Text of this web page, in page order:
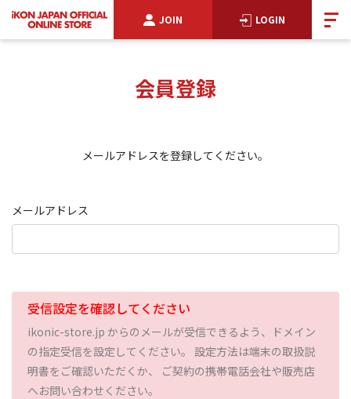
JOIN LOGIN
会員登録
メールアドレスを登録してください。
メールアドレス
受信設定を確認してください
ikonic-store.jp からのメールが受信できるよう、ドメイン
の指定受信を設定してください。 設定方法は端末の取扱説
明書をご確認いただくか、 ご契約の携帯電話会社や販売店
へお問い合わせください。